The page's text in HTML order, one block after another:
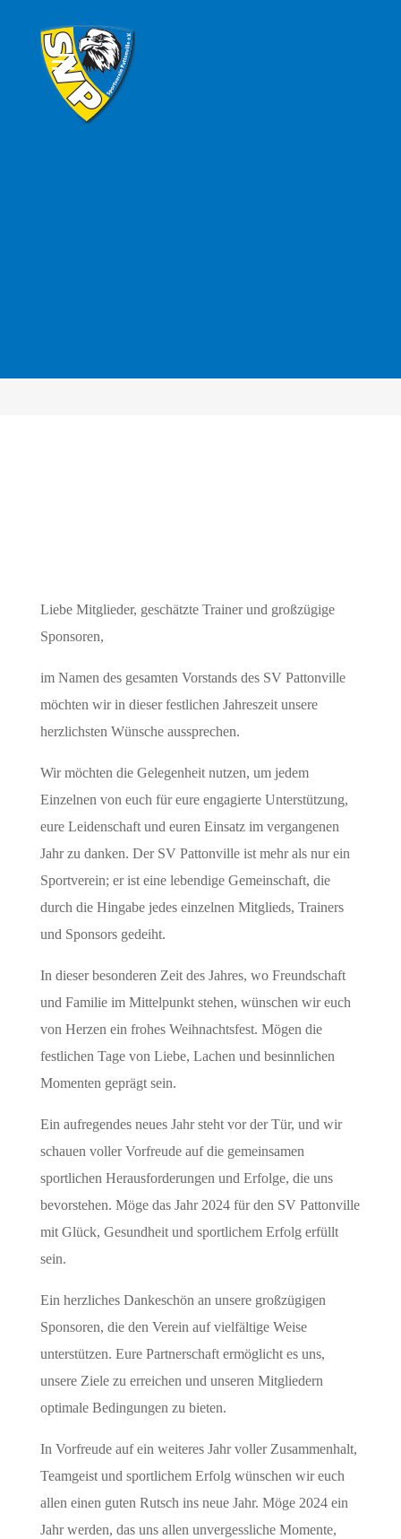
Weihnachtsgrüße
Liebe Mitglieder, geschätzte Trainer und großzügige
Sponsoren,
im Namen des gesamten Vorstands des SV Pattonville
möchten wir in dieser festlichen Jahreszeit unsere
herzlichsten Wünsche aussprechen.
Wir möchten die Gelegenheit nutzen, um jedem
Einzelnen von euch für eure engagierte Unterstützung,
eure Leidenschaft und euren Einsatz im vergangenen
Jahr zu danken. Der SV Pattonville ist mehr als nur ein
Sportverein; er ist eine lebendige Gemeinschaft, die
durch die Hingabe jedes einzelnen Mitglieds, Trainers
und Sponsors gedeiht.
In dieser besonderen Zeit des Jahres, wo Freundschaft
und Familie im Mittelpunkt stehen, wünschen wir euch
von Herzen ein frohes Weihnachtsfest. Mögen die
festlichen Tage von Liebe, Lachen und besinnlichen
Momenten geprägt sein.
Ein aufregendes neues Jahr steht vor der Tür, und wir
schauen voller Vorfreude auf die gemeinsamen
sportlichen Herausforderungen und Erfolge, die uns
bevorstehen. Möge das Jahr 2024 für den SV Pattonville
mit Glück, Gesundheit und sportlichem Erfolg erfüllt
sein.
Ein herzliches Dankeschön an unsere großzügigen
Sponsoren, die den Verein auf vielfältige Weise
unterstützen. Eure Partnerschaft ermöglicht es uns,
unsere Ziele zu erreichen und unseren Mitgliedern
optimale Bedingungen zu bieten.
In Vorfreude auf ein weiteres Jahr voller Zusammenhalt,
Teamgeist und sportlichem Erfolg wünschen wir euch
allen einen guten Rutsch ins neue Jahr. Möge 2024 ein
Jahr werden, das uns allen unvergessliche Momente,